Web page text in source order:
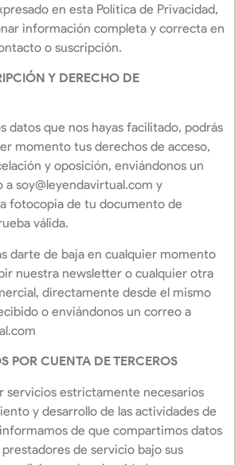
en esta Política de Privacidad,
información completa y correcta en
o suscripción.
Y DERECHO DE
datos que nos hayas facilitado, podrás
momento tus derechos de acceso,
y oposición, enviándonos un
a soy@leyendavirtual.com y
fotocopia de tu documento de
válida.
darte de baja en cualquier momento
nuestra newsletter o cualquier otra
directamente desde el mismo
o enviándonos un correo a
POR CUENTA DE TERCEROS
servicios estrictamente necesarios
y desarrollo de las actividades de
de que compartimos datos
de servicio bajo sus